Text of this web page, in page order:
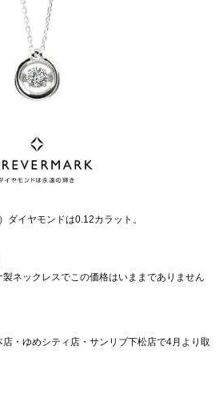
ダイヤモンドは0.12カラット。
ネックレスでこの価格はいままでありません
・ゆめシティ店・サンリブ下松店で4月より取